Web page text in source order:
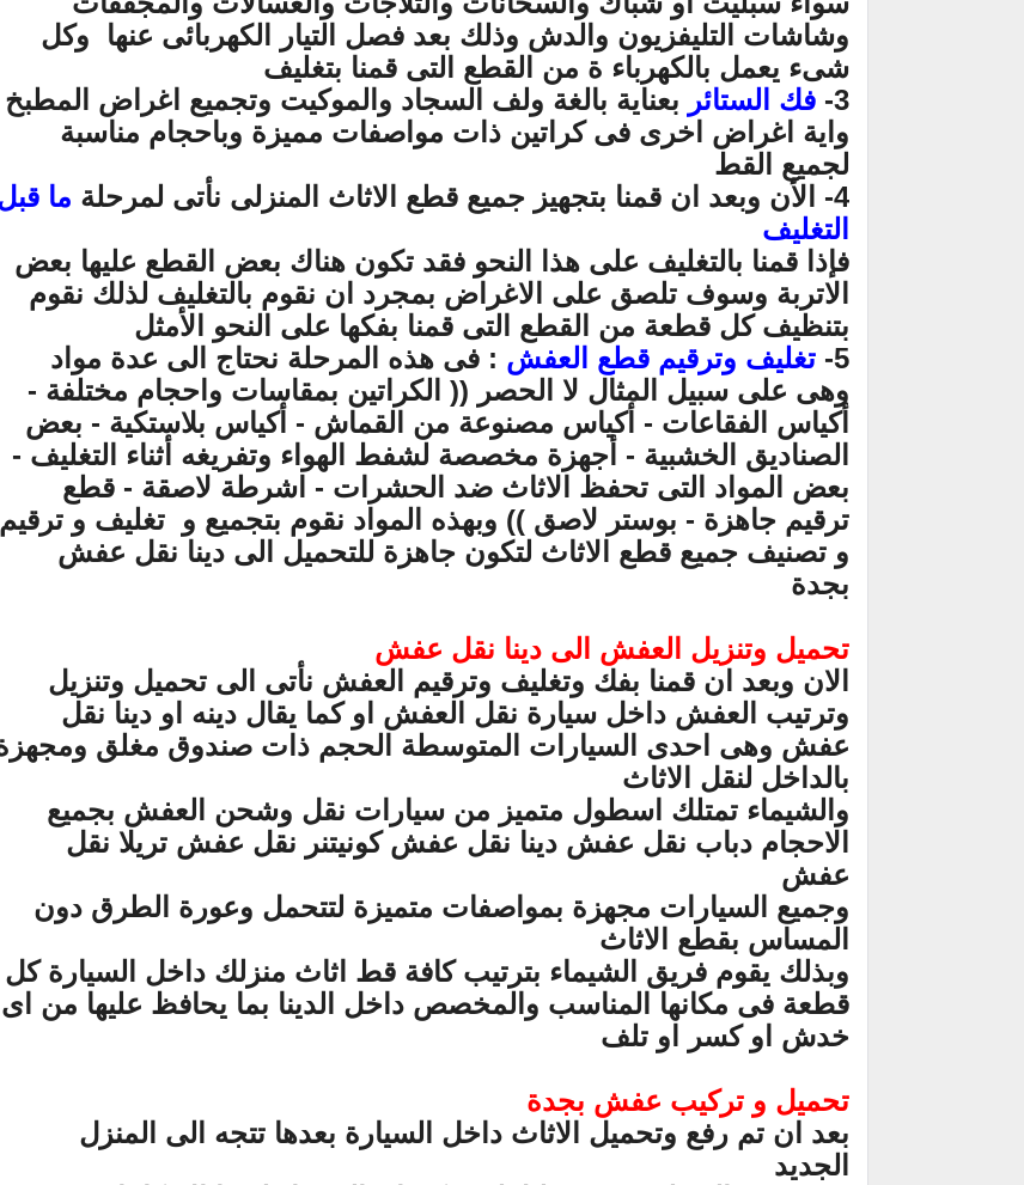
وشاشات التليفزيون والدش وذلك بعد فصل التيار الكهربائى عنها وكل
شىء يعمل بالكهرباء ة من القطع التى قمنا بتغليف
3- فك الستائر بعناية بالغة ولف السجاد والموكيت وتجميع اغراض المطبخ
واية اغراض اخرى فى كراتين ذات مواصفات مميزة وباحجام مناسبة
لجميع القط
4- الأن وبعد ان قمنا بتجهيز جميع قطع الاثاث المنزلى نأتى لمرحلة
ما
التغليف
فإذا قمنا بالتغليف على هذا النحو فقد تكون هناك بعض القطع عليها بعض
الاتربة وسوف تلصق على الاغراض بمجرد ان نقوم بالتغليف لذلك نقوم
بتنظيف كل قطعة من القطع التى قمنا بفكها على النحو الأمثل
5- تغليف وترقيم قطع العفش : فى هذه المرحلة نحتاج الى عدة مواد
وهى على سبيل المثال لا الحصر (( الكراتين بمقاسات واحجام مختلفة -
أكياس الفقاعات - أكياس مصنوعة من القماش - أكياس بلاستكية - بعض
الصناديق الخشبية - أجهزة مخصصة لشفط الهواء وتفريغه أثناء التغليف -
بعض المواد التى تحفظ الاثاث ضد الحشرات - اشرطة لاصقة - قطع
ترقيم جاهزة - بوستر لاصق )) وبهذه المواد نقوم بتجميع و تغليف و ترقيم
و تصنيف جميع قطع الاثاث لتكون جاهزة للتحميل الى دينا نقل عفش
بجدة
تحميل وتنزيل العفش الى دينا نقل عفش
الان وبعد ان قمنا بفك وتغليف وترقيم العفش نأتى الى تحميل وتنزيل
وترتيب العفش داخل سيارة نقل العفش او كما يقال دينه او دينا نقل
عفش وهى احدى السيارات المتوسطة الحجم ذات صندوق مغلق
بالداخل لنقل الاثاث
والشيماء تمتلك اسطول متميز من سيارات نقل وشحن العفش بجميع
الاحجام دباب نقل عفش دينا نقل عفش كونيتنر نقل عفش تريلا نقل
عفش
وجميع السيارات مجهزة بمواصفات متميزة لتتحمل وعورة الطرق دون
المساس بقطع الاثاث
وبذلك يقوم فريق الشيماء بترتيب كافة قط اثاث منزلك داخل السيارة كل
قطعة فى مكانها المناسب والمخصص داخل الدينا بما يحافظ عليها من اى
خدش او كسر او تلف
تحميل و تركيب عفش بجدة
بعد ان تم رفع وتحميل الاثاث داخل السيارة بعدها تتجه الى المنزل
الجديد